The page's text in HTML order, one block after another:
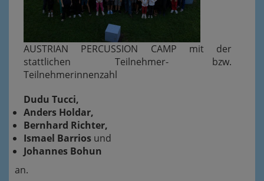
AUSTRIAN PERCUSSION CAMP mit der
stattlichen Teilnehmer- bzw.
Teilnehmerinnenzahl
Dudu Tucci,
Anders Holdar,
Bernhard Richter,
Ismael Barrios und
Johannes Bohun
an.